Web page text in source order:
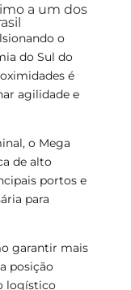
a um dos
o
do Sul do
é
agilidade e
o Mega
de alto
portos e
para
garantir mais
posição
logístico